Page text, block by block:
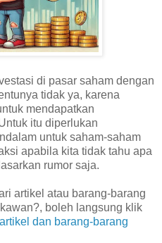
di pasar saham dengan
tidak ya, karena
mendapatkan
itu diperlukan
untuk saham-saham
apabila kita tidak tahu apa
rumor saja.
artikel atau barang-barang
boleh langsung klik
dan barang-barang